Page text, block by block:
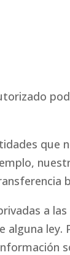
que
a las
ley.